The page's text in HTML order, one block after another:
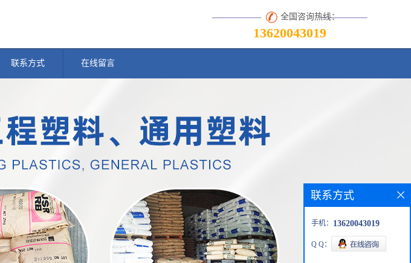
全国咨询热线：
13620043019
联系方式 在线留言
联系方式
手机： 13620043019
Q Q：